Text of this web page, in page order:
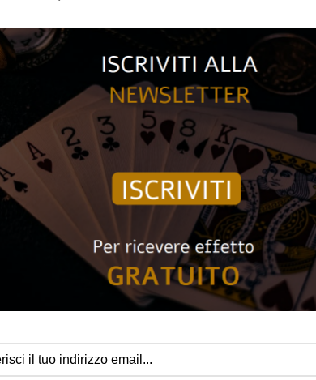
Sei degno del Trono di Spade? Carte da gioco
The Seven Kingdoms
Un viaggio attraverso Westeros
Quando giochi a Game of Thrones , vinci o muori. Con
ghiaccio e lamina di ferro, insieme a una goffratura
una canzone di ghiaccio e fuoco.
L’inverno sta arrivando
Forgia il tuo percorso attraverso Westeros con Jon
Jamie Lannister, il Re della Notte e tutti i tuoi
mentre combatti per il Trono di Spade alla prossima
Il Re del Nord!
La guerra non è finita
Il Re della Notte e gli Estranei stanno arrivando, ed è
della Grande Guerra: sei pronto a combattere
Game of Thrones